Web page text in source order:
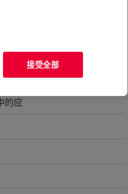
的应
接受全部